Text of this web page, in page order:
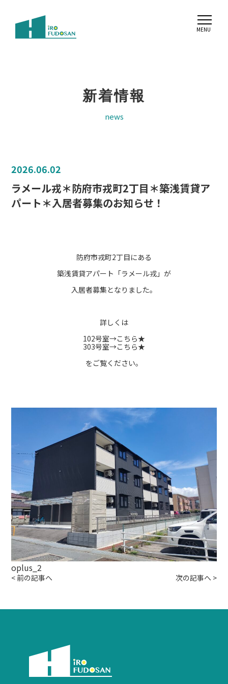
新着情報
news
2026.06.02
ラメール戎＊防府市戎町2丁目＊築浅賃貸ア
パート＊入居者募集のお知らせ！
防府市戎町2丁目にある
築浅賃貸アパート「ラメール戎」が
入居者募集となりました。
詳しくは
102号室→こちら★
303号室→こちら★
をご覧ください。
oplus_2
< 前の記事へ 次の記事へ >